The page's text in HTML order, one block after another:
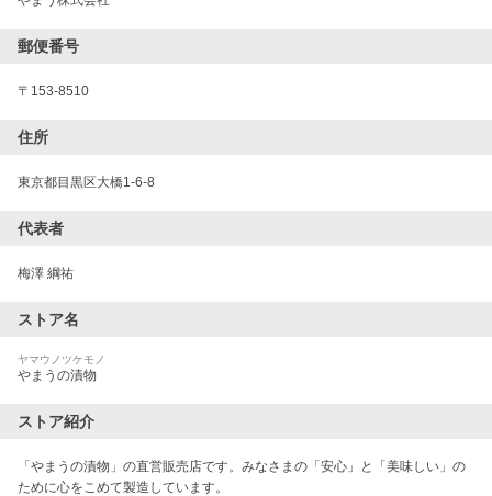
郵便番号
〒 153-8510
住所
東京都目黒区大橋1-6-8
代表者
梅澤 綱祐
ストア名
ヤマウノツケモノ
やまうの漬物
ストア紹介
「やまうの漬物」の直営販売店です。みなさまの「安心」と「美味しい」の
ために心をこめて製造しています。